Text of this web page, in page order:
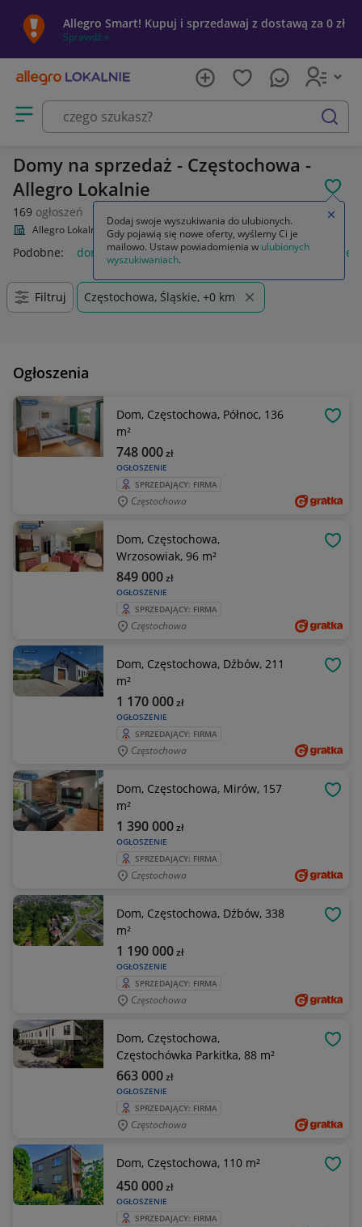
Allegro Smart! Kupuj i sprzedawaj z dostawą za 0 zł
Sprawdź »
Otwórz menu z kategoriami
szukaj
Domy na sprzedaż - Częstochowa -
Allegro Lokalnie
169 ogłoszeń
Allegro Lokalnie Nieruchomości Domy na sprzedaż
Podobne: domy na sprzedaż nieruchomości domy na
Filtruj Częstochowa, Śląskie, +0 km
Ogłoszenia
Dom, Częstochowa, Północ, 136
m²
OGŁOSZENIE
748 000zł
SPRZEDAJĄCY: FIRMA
Częstochowa
Dom, Częstochowa,
Wrzosowiak, 96 m²
OGŁOSZENIE
849 000zł
SPRZEDAJĄCY: FIRMA
Częstochowa
Dom, Częstochowa, Dźbów, 211
m²
OGŁOSZENIE
1 170 000zł
SPRZEDAJĄCY: FIRMA
Częstochowa
Dom, Częstochowa, Mirów, 157
m²
OGŁOSZENIE
1 390 000zł
SPRZEDAJĄCY: FIRMA
Częstochowa
Dom, Częstochowa, Dźbów, 338
m²
OGŁOSZENIE
1 190 000zł
SPRZEDAJĄCY: FIRMA
Częstochowa
Dom, Częstochowa,
Częstochówka Parkitka, 88 m²
OGŁOSZENIE
663 000zł
SPRZEDAJĄCY: FIRMA
Częstochowa
Dom, Częstochowa, 110 m²
OGŁOSZENIE
450 000zł
SPRZEDAJĄCY: FIRMA
Dodaj swoje wyszukiwania do ulubionych.
Gdy pojawią się nowe oferty, wyślemy Ci je
mailowo. Ustaw powiadomienia w ulubionych
wyszukiwaniach.